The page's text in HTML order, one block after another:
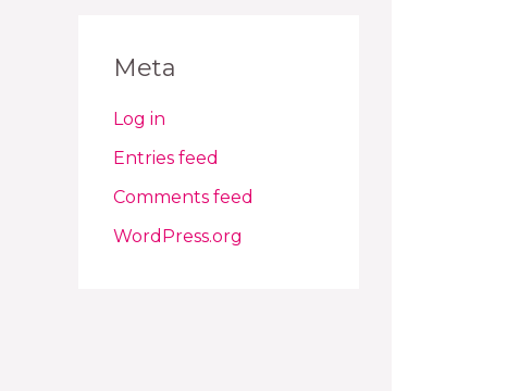
Meta
Log in
Entries feed
Comments feed
WordPress.org